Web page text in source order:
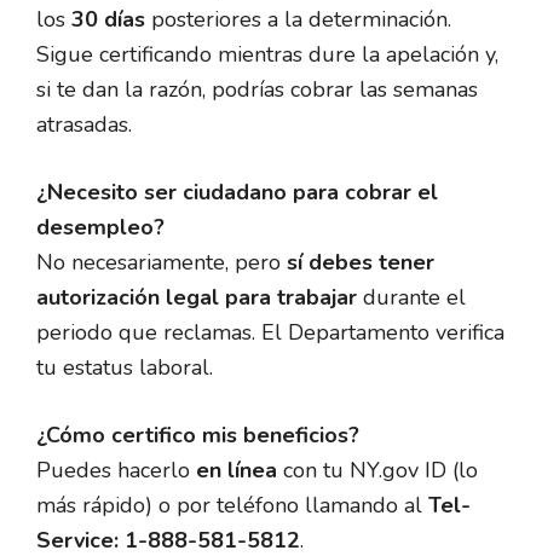
los 30 días posteriores a la determinación.
Sigue certificando mientras dure la apelación y,
si te dan la razón, podrías cobrar las semanas
atrasadas.
¿Necesito ser ciudadano para cobrar el
desempleo?
No necesariamente, pero sí debes tener
autorización legal para trabajar durante el
periodo que reclamas. El Departamento verifica
tu estatus laboral.
¿Cómo certifico mis beneficios?
Puedes hacerlo en línea con tu NY.gov ID (lo
más rápido) o por teléfono llamando al Tel-
Service: 1-888-581-5812.